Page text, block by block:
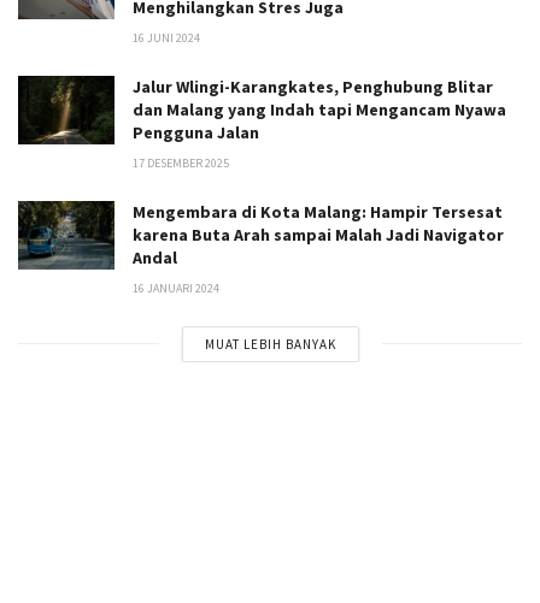
Menghilangkan Stres Juga
16 JUNI 2024
Jalur Wlingi-Karangkates, Penghubung Blitar
dan Malang yang Indah tapi Mengancam Nyawa
Pengguna Jalan
17 DESEMBER 2025
Mengembara di Kota Malang: Hampir Tersesat
karena Buta Arah sampai Malah Jadi Navigator
Andal
16 JANUARI 2024
MUAT LEBIH BANYAK